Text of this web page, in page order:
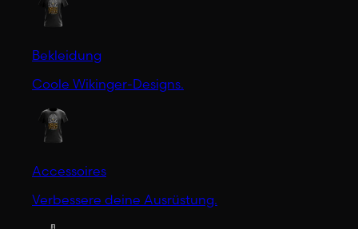
Bekleidung
Coole Wikinger-Designs.
Accessoires
Verbessere deine Ausrüstung.